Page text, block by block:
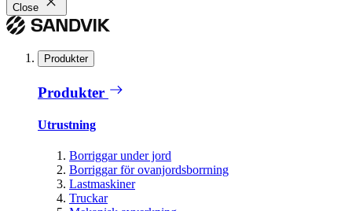
Close
Produkter
Produkter
Utrustning
Borriggar under jord
Borriggar för ovanjordsborrning
Lastmaskiner
Truckar